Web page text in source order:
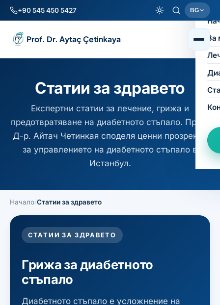
+90 545 450 5427 BG
Prof. Dr. Aytaç Çetinkaya
За
Статии за здравето
Експертни статии за лечение, грижа и
предотвратяване на диабетното стъпало. Проф.
Д-р. Айтач Четинкая споделя ценни прозрения
за управлението на диабетното стъпало в
Истанбул.
Начало/Статии за здравето
СТАТИИ ЗА ЗДРАВЕТО
Грижа за диабетното
стъпало
Диабетното стъпало е усложнение на